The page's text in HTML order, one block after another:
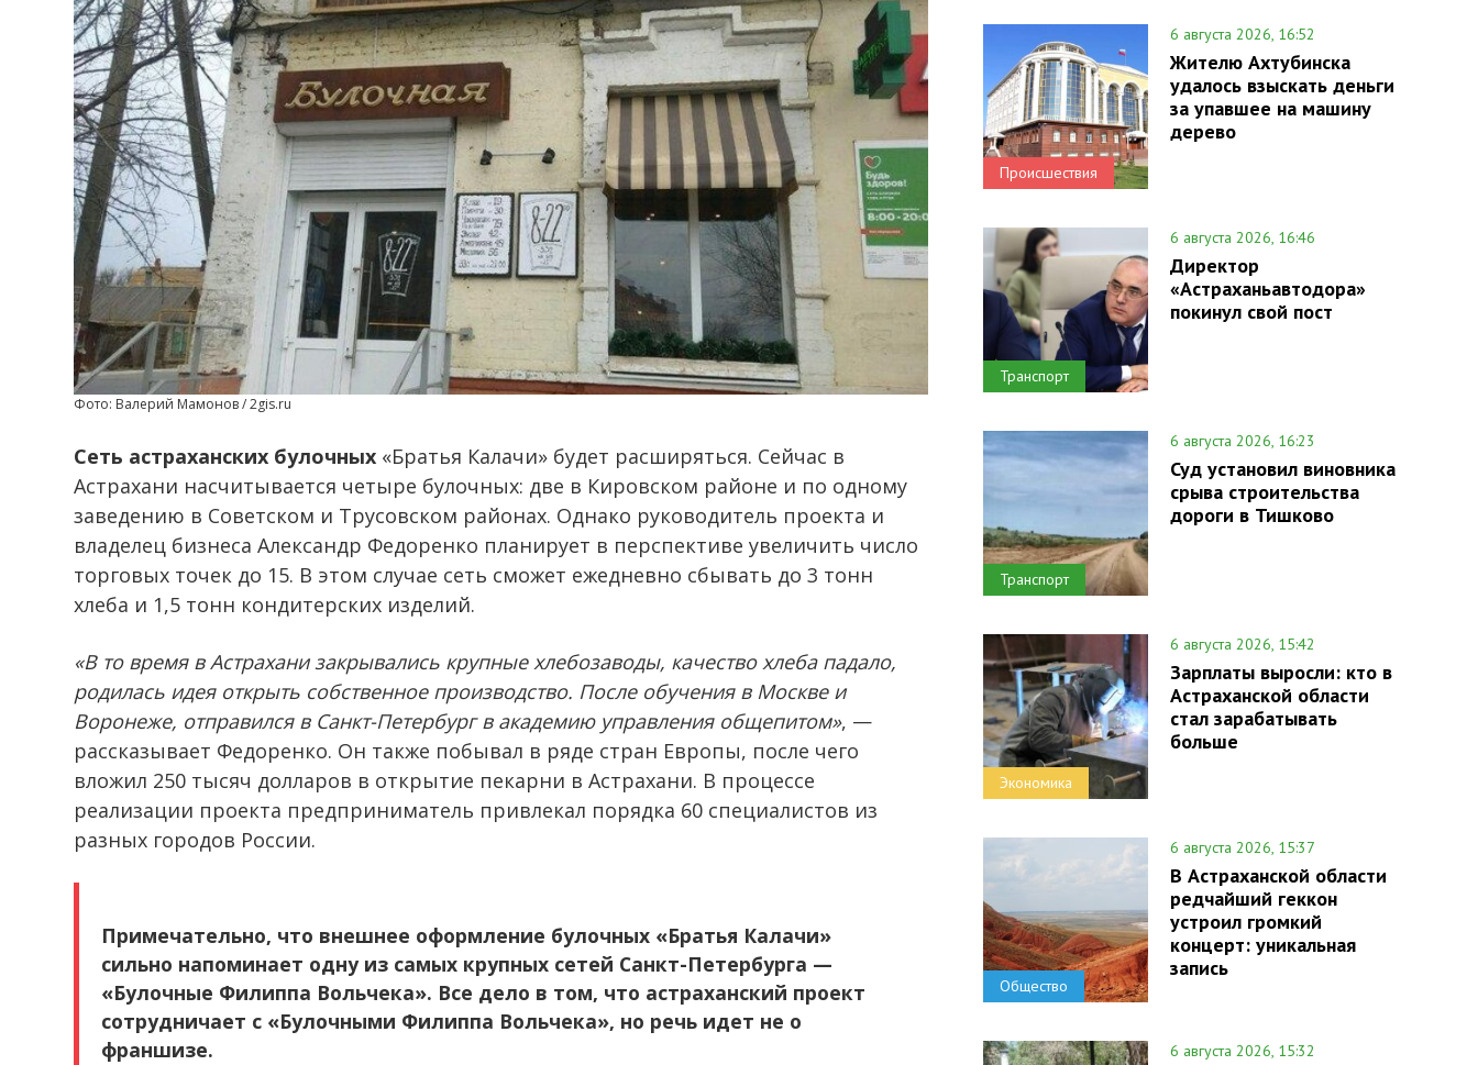
Фото: Валерий Мамонов / 2gis.ru
Сеть астраханских булочных «Братья Калачи» будет расширяться. Сейчас в
Астрахани насчитывается четыре булочных: две в Кировском районе и по одному
заведению в Советском и Трусовском районах. Однако руководитель проекта и
владелец бизнеса Александр Федоренко планирует в перспективе увеличить число
торговых точек до 15. В этом случае сеть сможет ежедневно сбывать до 3 тонн
хлеба и 1,5 тонн кондитерских изделий.
«В то время в Астрахани закрывались крупные хлебозаводы, качество хлеба падало,
родилась идея открыть собственное производство. После обучения в Москве и
Воронеже, отправился в Санкт-Петербург в академию управления общепитом», —
рассказывает Федоренко. Он также побывал в ряде стран Европы, после чего
вложил 250 тысяч долларов в открытие пекарни в Астрахани. В процессе
реализации проекта предприниматель привлекал порядка 60 специалистов из
разных городов России.
Примечательно, что внешнее оформление булочных «Братья Калачи»
сильно напоминает одну из самых крупных сетей Санкт-Петербурга —
«Булочные Филиппа Вольчека». Все дело в том, что астраханский проект
сотрудничает с «Булочными Филиппа Вольчека», но речь идет не о
франшизе.
Происшествия
6 августа 2026, 16:52
Жителю Ахтубинска
удалось взыскать деньги
за упавшее на машину
дерево
Транспорт
6 августа 2026, 16:46
Директор
«Астраханьавтодора»
покинул свой пост
Транспорт
6 августа 2026, 16:23
Суд установил виновника
срыва строительства
дороги в Тишково
Экономика
6 августа 2026, 15:42
Зарплаты выросли: кто в
Астраханской области
стал зарабатывать
больше
Общество
6 августа 2026, 15:37
В Астраханской области
редчайший геккон
устроил громкий
концерт: уникальная
запись
6 августа 2026, 15:32